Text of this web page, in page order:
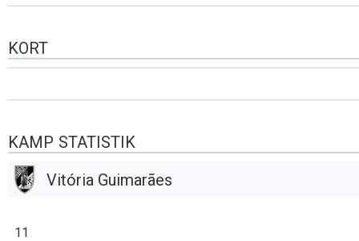
KORT
KAMP STATISTIK
Vitória Guimarães
11